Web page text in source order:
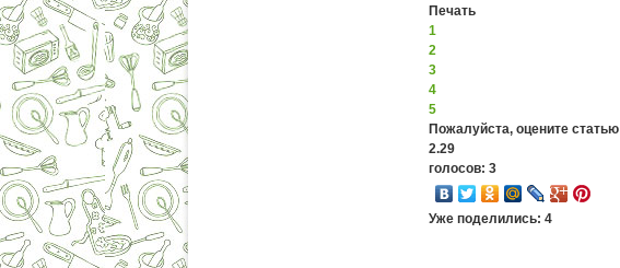
Печать
1
2
3
4
5
Пожалуйста, оцените статью
2.29
голосов: 3
Уже поделились: 4